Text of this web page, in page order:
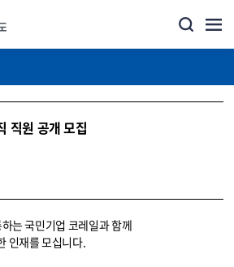
직원 공개 모집
는 국민기업 코레일과 함께
인재를 모십니다.